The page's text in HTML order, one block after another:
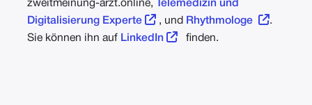
zweitmeinung-arzt.online,
Telemedizin und
Digitalisierung Experte  , und Rhythmologe .
Sie können ihn auf LinkedIn  finden.